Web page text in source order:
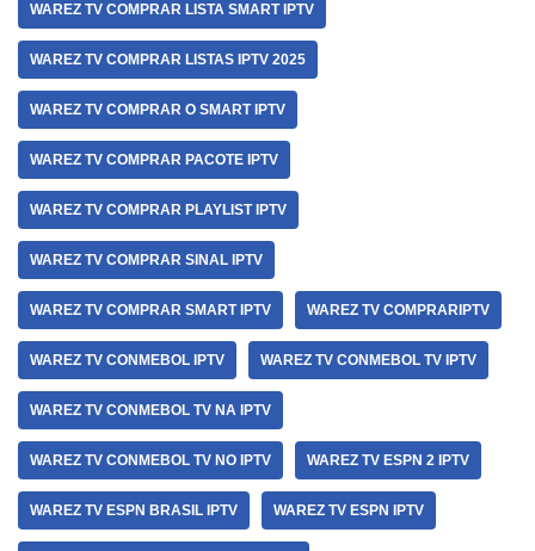
WAREZ TV COMPRAR LISTA SMART IPTV
WAREZ TV COMPRAR LISTAS IPTV 2025
WAREZ TV COMPRAR O SMART IPTV
WAREZ TV COMPRAR PACOTE IPTV
WAREZ TV COMPRAR PLAYLIST IPTV
WAREZ TV COMPRAR SINAL IPTV
WAREZ TV COMPRAR SMART IPTV WAREZ TV COMPRARIPTV
WAREZ TV CONMEBOL IPTV WAREZ TV CONMEBOL TV IPTV
WAREZ TV CONMEBOL TV NA IPTV
WAREZ TV CONMEBOL TV NO IPTV WAREZ TV ESPN 2 IPTV
WAREZ TV ESPN BRASIL IPTV WAREZ TV ESPN IPTV